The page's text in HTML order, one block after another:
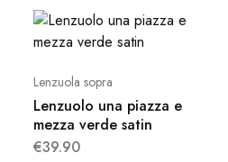
Lenzuola sopra
Lenzuolo una piazza e
mezza verde satin
€39.90